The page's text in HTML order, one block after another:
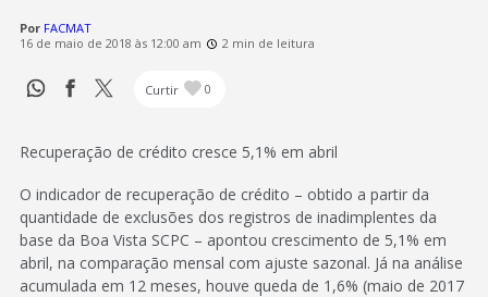
Por FACMAT
16 de maio de 2018 às 12:00 am
2 min de leitura
Curtir 0
Recuperação de crédito cresce 5,1% em abril
O indicador de recuperação de crédito – obtido a partir da
quantidade de exclusões dos registros de inadimplentes da
base da Boa Vista SCPC – apontou crescimento de 5,1% em
abril, na comparação mensal com ajuste sazonal. Já na análise
acumulada em 12 meses, houve queda de 1,6% (maio de 2017